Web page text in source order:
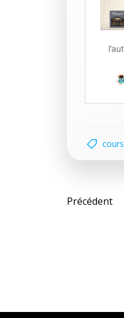
cours
Post
Précédent